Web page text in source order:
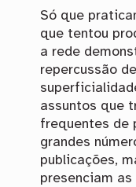
Só que
que tentou
a rede
repercussão
assuntos que
frequentes de
grandes
publicações,
presenciam